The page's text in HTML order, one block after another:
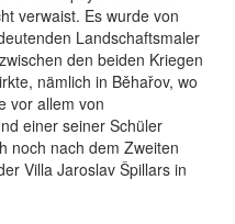
verwaist. Es wurde von
Landschaftsmaler
den beiden Kriegen
nämlich in Běhařov, wo
vor allem von
einer seiner Schüler
noch nach dem Zweiten
Villa Jaroslav Špillars in